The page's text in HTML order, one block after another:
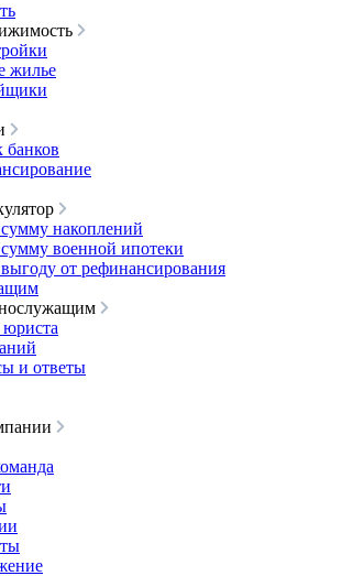
жилье
банков
накоплений
сумму военной ипотеки
от рефинансирования
и ответы